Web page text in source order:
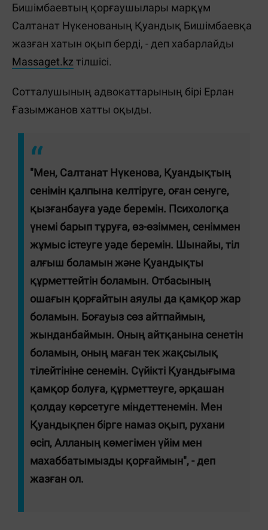
Бишімбаевтың қорғаушылары марқұм
Салтанат Нүкенованың Қуандық Бишімбаевқа
жазған хатын оқып берді, - деп хабарлайды
Massaget.kz тілшісі.
Сотталушының адвокаттарының бірі Ерлан
Ғазымжанов хатты оқыды.
"Мен, Салтанат Нүкенова, Қуандықтың
сенімін қалпына келтіруге, оған сенуге,
қызғанбауға уәде беремін. Психологқа
үнемі барып тұруға, өз-өзіммен, сеніммен
жұмыс істеуге уәде беремін. Шынайы, тіл
алғыш боламын және Қуандықты
құрметтейтін боламын. Отбасының
ошағын қорғайтын аяулы да қамқор жар
боламын. Боғауыз сөз айтпаймын,
жынданбаймын. Оның айтқанына сенетін
боламын, оның маған тек жақсылық
тілейтініне сенемін. Сүйікті Қуандығыма
қамқор болуға, құрметтеуге, әрқашан
қолдау көрсетуге міндеттенемін. Мен
Қуандықпен бірге намаз оқып, рухани
өсіп, Алланың көмегімен үйім мен
махаббатымызды қорғаймын", - деп
жазған ол.